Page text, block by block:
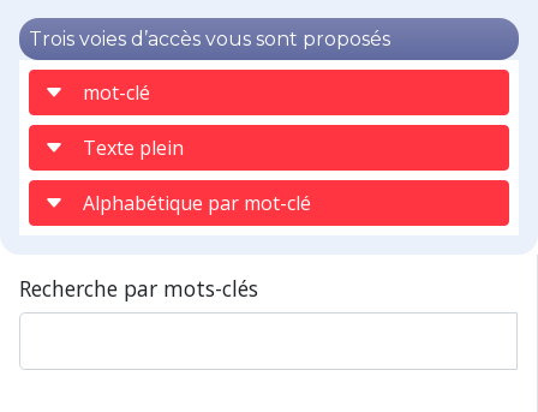
Trois voies d’accès vous sont proposés
mot-clé
Texte plein
Alphabétique par mot-clé
Recherche par mots-clés